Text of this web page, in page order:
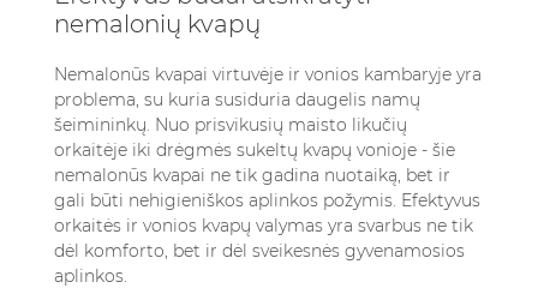
gaivumui
4.1. Orkaitės kvapų šalinimo produktai
4.2. Vonios kambario kvapų kontrolės
sprendimai
5. Išvados
6. Dažniausiai užduodami klausimai
6.1. Koks greičiausias būdas pašalinti
nemalonius kvapus iš orkaitės ar vonios?
6.2. Ar saugu naudoti baliklį ar chemikalus
kvapams šalinti?
nemalonių kvapų
Nemalonūs kvapai virtuvėje ir vonios kambaryje yra
problema, su kuria susiduria daugelis namų
šeimininkų. Nuo prisvikusių maisto likučių
orkaitėje iki drėgmės sukeltų kvapų vonioje - šie
nemalonūs kvapai ne tik gadina nuotaiką, bet ir
gali būti nehigieniškos aplinkos požymis. Efektyvus
orkaitės ir vonios kvapų valymas yra svarbus ne tik
dėl komforto, bet ir dėl sveikesnės gyvenamosios
aplinkos.